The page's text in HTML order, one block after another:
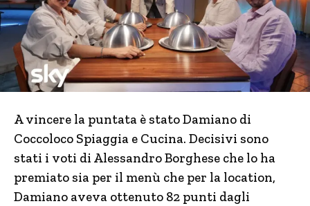
A vincere la puntata è stato Damiano di
Coccoloco Spiaggia e Cucina. Decisivi sono
stati i voti di Alessandro Borghese che lo ha
premiato sia per il menù che per la location,
Damiano aveva ottenuto 82 punti dagli